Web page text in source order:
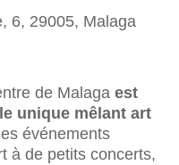
6, 29005, Malaga
de Malaga est
unique mêlant art
événements
à de petits concerts,